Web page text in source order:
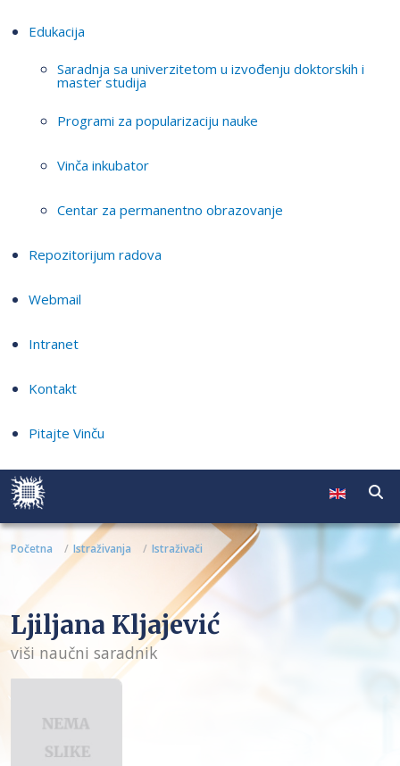
Edukacija
Saradnja sa univerzitetom u izvođenju doktorskih i
master studija
Programi za popularizaciju nauke
Vinča inkubator
Centar za permanentno obrazovanje
Repozitorijum radova
Webmail
Intranet
Kontakt
Pitajte Vinču
Početna Istraživanja Istraživači
Ljiljana Kljajević
viši naučni saradnik